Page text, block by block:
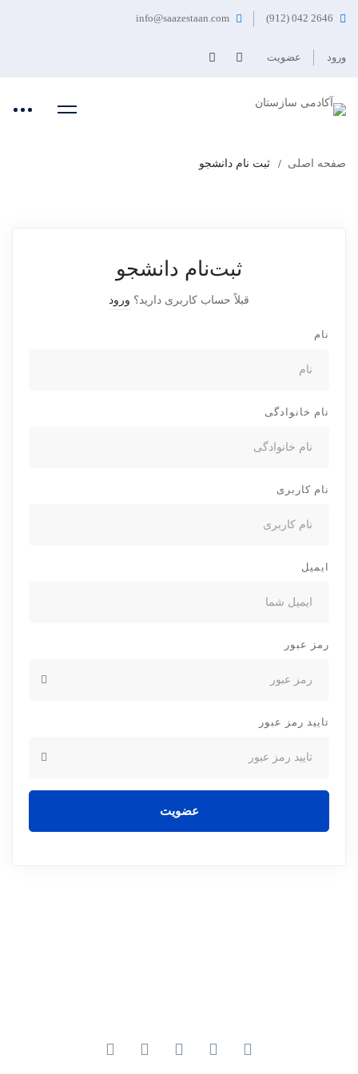
2646 042 (912)
info@saazestaan.com
ورود عضویت
صفحه اصلی ثبت نام دانشجو
ثبت‌نام دانشجو
قبلاً حساب کاربری دارید؟ ورود
نام
نام خانوادگی
نام کاربری
ایمیل
رمز عبور
تایید رمز عبور
عضویت